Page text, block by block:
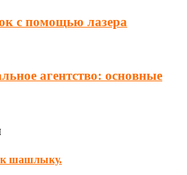
с помощью лазера
агентство: основные
к шашлыку.